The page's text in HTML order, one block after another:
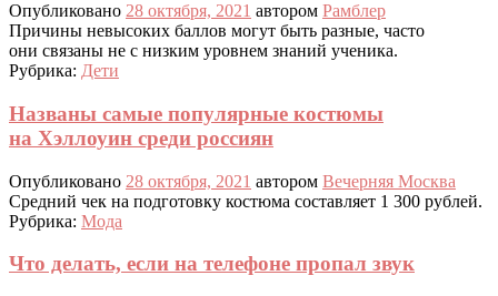
Опубликовано 28 октября, 2021 автором Рамблер
Причины невысоких баллов могут быть разные, часто
они связаны не с низким уровнем знаний ученика.
Рубрика: Дети
Названы самые популярные костюмы
на Хэллоуин среди россиян
Опубликовано 28 октября, 2021 автором Вечерняя Москва
Средний чек на подготовку костюма составляет 1 300 рублей.
Рубрика: Мода
Что делать, если на телефоне пропал звук